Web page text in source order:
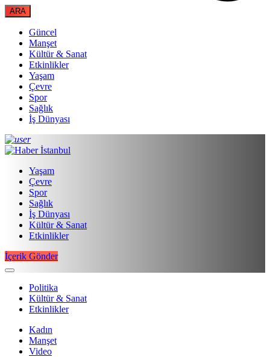
Güncel
Manşet
Kültür & Sanat
Etkinlikler
Yaşam
Çevre
Spor
Sağlık
İş Dünyası
Yaşam
Çevre
Spor
Sağlık
İş Dünyası
Kültür & Sanat
Etkinlikler
İçerik Gönder
Politika
Kültür & Sanat
Etkinlikler
Kadın
Manşet
Video